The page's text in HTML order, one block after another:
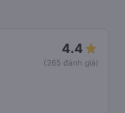
4.4
(265 đánh giá)